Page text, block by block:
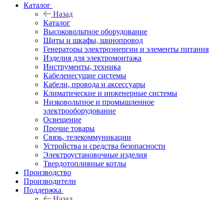
Каталог
Назад
Каталог
Высоковольтное оборудование
Щиты и шкафы, шинопровод
Генераторы электроэнергии и элементы питания
Изделия для электромонтажа
Инструменты, техника
Кабеленесущие системы
Кабели, провода и аксессуары
Климатические и инженерные системы
Низковольтное и промышленное
электрооборудование
Освещение
Прочие товары
Связь, телекоммуникации
Устройства и средства безопасности
Электроустановочные изделия
Твердотопливные котлы
Производство
Производители
Поддержка